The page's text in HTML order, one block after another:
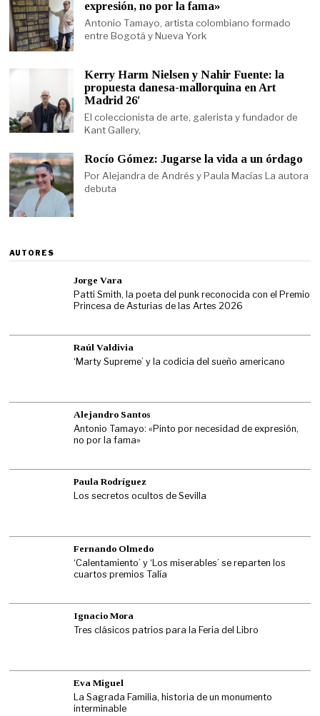
expresión, no por la fama»
Antonio Tamayo, artista colombiano formado
entre Bogotá y Nueva York
Kerry Harm Nielsen y Nahir Fuente: la
propuesta danesa-mallorquina en Art
Madrid 26′
El coleccionista de arte, galerista y fundador de
Kant Gallery,
Rocío Gómez: Jugarse la vida a un órdago
Por Alejandra de Andrés y Paula Macías La autora
debuta
AUTORES
Jorge Vara
Patti Smith, la poeta del punk reconocida con el Premio
Princesa de Asturias de las Artes 2026
Raúl Valdivia
‘Marty Supreme’ y la codicia del sueño americano
Alejandro Santos
Antonio Tamayo: «Pinto por necesidad de expresión,
no por la fama»
Paula Rodríguez
Los secretos ocultos de Sevilla
Fernando Olmedo
‘Calentamiento’ y ‘Los miserables’ se reparten los
cuartos premios Talía
Ignacio Mora
Tres clásicos patrios para la Feria del Libro
Eva Miguel
La Sagrada Familia, historia de un monumento
interminable